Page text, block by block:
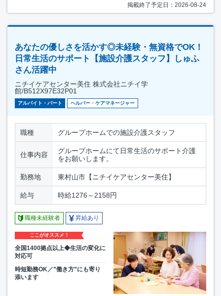
掲載終了予定日：2026-08-24
あなたの優しさを活かす◎未経験・無資格でOK！
日常生活のサポート【施設介護スタッフ】しゅふ
さん活躍中
ニチイケアセンター美住 株式会社ニチイ学
館/B512X97E32P01
アルバイト・パート ヘルパー・ケアマネージャー
職種 グループホームでの施設介護スタッフ
仕事内容
グループホームにて日常生活のサポート介護
をお願いします。
勤務地 東村山市【ニチイケアセンター美住】
給与 時給1276～2158円
職種未経験者 昇給あり
ここがオススメ！
全国1400拠点以上◆生活の変化に
対応可
時短勤務OK／”働き方”にも寄り
添います